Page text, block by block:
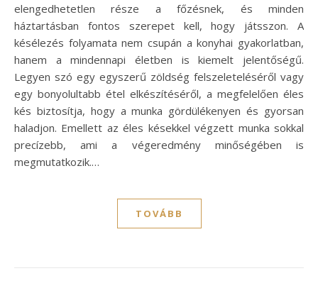
elengedhetetlen része a főzésnek, és minden
háztartásban fontos szerepet kell, hogy játsszon. A
késélezés folyamata nem csupán a konyhai gyakorlatban,
hanem a mindennapi életben is kiemelt jelentőségű.
Legyen szó egy egyszerű zöldség felszeleteléséről vagy
egy bonyolultabb étel elkészítéséről, a megfelelően éles
kés biztosítja, hogy a munka gördülékenyen és gyorsan
haladjon. Emellett az éles késekkel végzett munka sokkal
precízebb, ami a végeredmény minőségében is
megmutatkozik.…
TOVÁBB